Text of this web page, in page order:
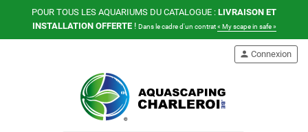
POUR TOUS LES AQUARIUMS DU CATALOGUE : LIVRAISON ET
INSTALLATION OFFERTE! Dans le cadre d'un contrat« My scape in safe »
person Connexion